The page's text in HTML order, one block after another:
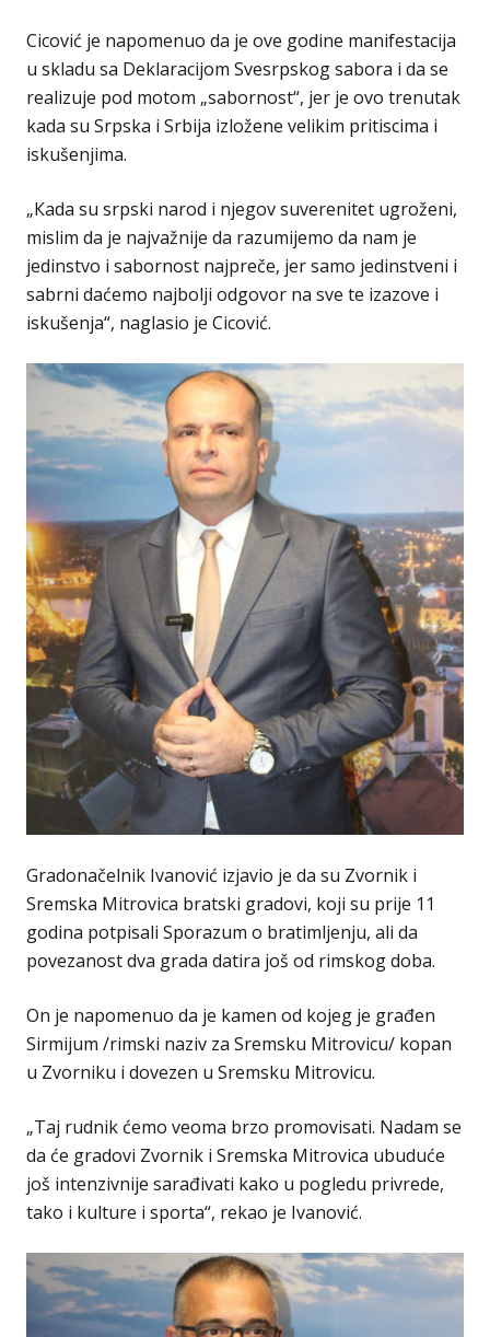
Cicović je napomenuo da je ove godine manifestacija
u skladu sa Deklaracijom Svesrpskog sabora i da se
realizuje pod motom „sabornost“, jer je ovo trenutak
kada su Srpska i Srbija izložene velikim pritiscima i
iskušenjima.
„Кada su srpski narod i njegov suverenitet ugroženi,
mislim da je najvažnije da razumijemo da nam je
jedinstvo i sabornost najpreče, jer samo jedinstveni i
sabrni daćemo najbolji odgovor na sve te izazove i
iskušenja“, naglasio je Cicović.
Gradonačelnik Ivanović izjavio je da su Zvornik i
Sremska Mitrovica bratski gradovi, koji su prije 11
godina potpisali Sporazum o bratimljenju, ali da
povezanost dva grada datira još od rimskog doba.
On je napomenuo da je kamen od kojeg je građen
Sirmijum /rimski naziv za Sremsku Mitrovicu/ kopan
u Zvorniku i dovezen u Sremsku Mitrovicu.
„Taj rudnik ćemo veoma brzo promovisati. Nadam se
da će gradovi Zvornik i Sremska Mitrovica ubuduće
još intenzivnije sarađivati kako u pogledu privrede,
tako i kulture i sporta“, rekao je Ivanović.